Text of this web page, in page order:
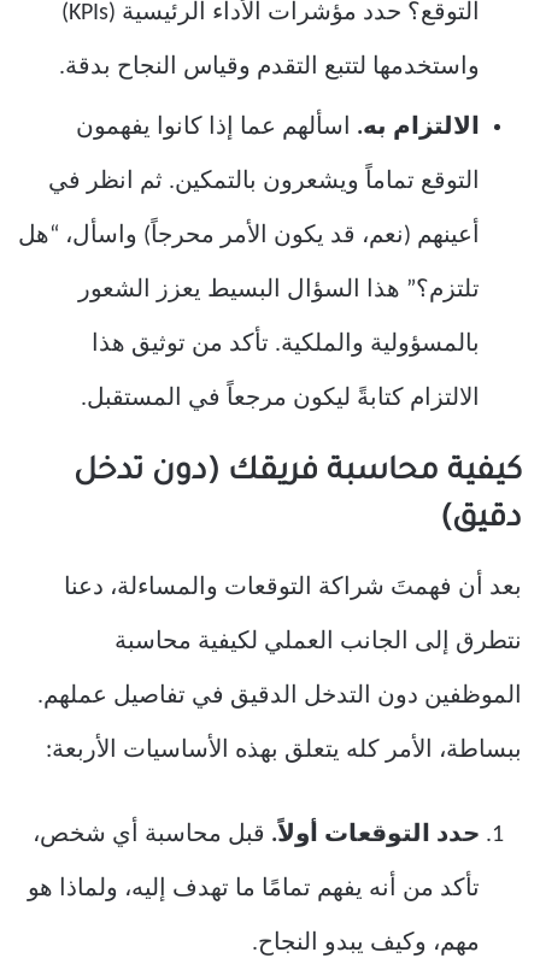
التوقع؟ حدد مؤشرات الأداء الرئيسية (KPIs)
واستخدمها لتتبع التقدم وقياس النجاح بدقة.
الالتزام به. اسألهم عما إذا كانوا يفهمون
التوقع تماماً ويشعرون بالتمكين. ثم انظر في
أعينهم (نعم، قد يكون الأمر محرجاً) واسأل، “هل
تلتزم؟” هذا السؤال البسيط يعزز الشعور
بالمسؤولية والملكية. تأكد من توثيق هذا
الالتزام كتابةً ليكون مرجعاً في المستقبل.
كيفية محاسبة فريقك (دون تدخل
دقيق)
بعد أن فهمتَ شراكة التوقعات والمساءلة، دعنا
نتطرق إلى الجانب العملي لكيفية محاسبة
الموظفين دون التدخل الدقيق في تفاصيل عملهم.
ببساطة، الأمر كله يتعلق بهذه الأساسيات الأربعة:
حدد التوقعات أولاً. قبل محاسبة أي شخص،
تأكد من أنه يفهم تمامًا ما تهدف إليه، ولماذا هو
مهم، وكيف يبدو النجاح.